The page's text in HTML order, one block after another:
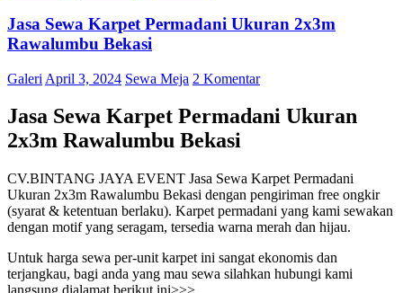
Jasa Sewa Karpet Permadani Ukuran 2x3m
Rawalumbu Bekasi
Galeri April 3, 2024 Sewa Meja 2 Komentar
Jasa Sewa Karpet Permadani Ukuran
2x3m Rawalumbu Bekasi
CV.BINTANG JAYA EVENT Jasa Sewa Karpet Permadani
Ukuran 2x3m Rawalumbu Bekasi dengan pengiriman free ongkir
(syarat & ketentuan berlaku). Karpet permadani yang kami sewakan
dengan motif yang seragam, tersedia warna merah dan hijau.
Untuk harga sewa per-unit karpet ini sangat ekonomis dan
terjangkau, bagi anda yang mau sewa silahkan hubungi kami